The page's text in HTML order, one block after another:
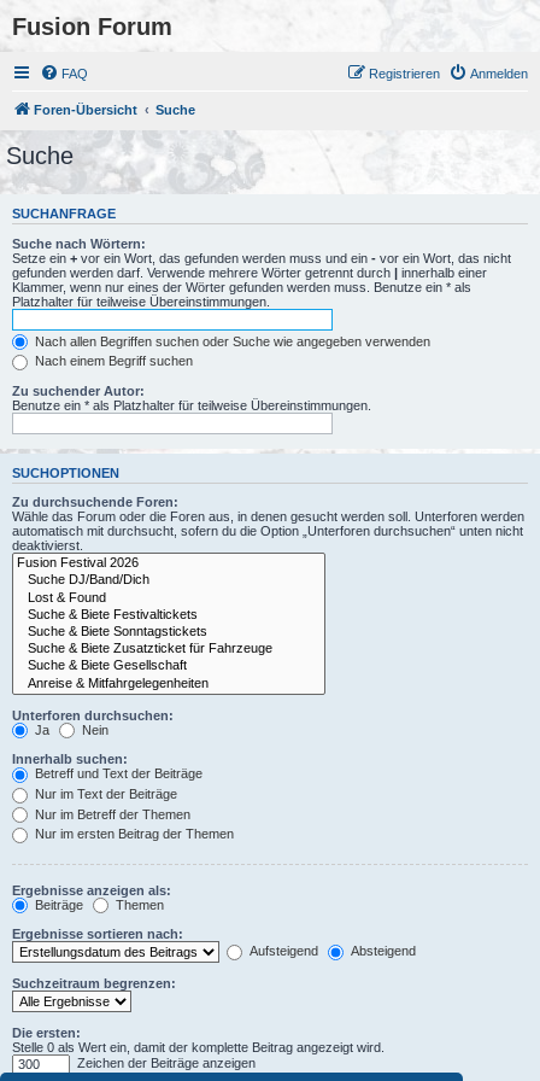
Fusion Forum
FAQ Anmelden
Registrieren
Foren-Übersicht Suche
Suche
SUCHANFRAGE
Suche nach Wörtern:
Setze ein + vor ein Wort, das gefunden werden muss und ein - vor ein Wort, das nicht
gefunden werden darf. Verwende mehrere Wörter getrennt durch | innerhalb einer
Klammer, wenn nur eines der Wörter gefunden werden muss. Benutze ein * als
Platzhalter für teilweise Übereinstimmungen.
Nach allen Begriffen suchen oder Suche wie angegeben verwenden
Nach einem Begriff suchen
Zu suchender Autor:
Benutze ein * als Platzhalter für teilweise Übereinstimmungen.
SUCHOPTIONEN
Zu durchsuchende Foren:
Wähle das Forum oder die Foren aus, in denen gesucht werden soll. Unterforen werden
automatisch mit durchsucht, sofern du die Option „Unterforen durchsuchen“ unten nicht
deaktivierst.
Unterforen durchsuchen:
Ja
Nein
Innerhalb suchen:
Betreff und Text der Beiträge
Nur im Text der Beiträge
Nur im Betreff der Themen
Nur im ersten Beitrag der Themen
Ergebnisse anzeigen als:
Beiträge
Themen
Ergebnisse sortieren nach:
Aufsteigend
Absteigend
Suchzeitraum begrenzen:
Die ersten:
Stelle 0 als Wert ein, damit der komplette Beitrag angezeigt wird.
Zeichen der Beiträge anzeigen